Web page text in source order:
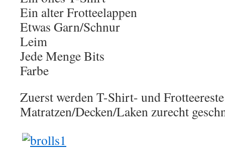
Ein alter Frotteelappen
Etwas Garn/Schnur
Leim
Jede Menge Bits
Farbe
Zuerst werden T-Shirt- und
Matratzen/Decken/Laken zurecht